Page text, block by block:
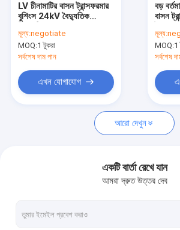
যোগাযোগ করুন
খবর
কেস
পাওয়ার ট্রান্সফরমার বুশিংস
ট্রান্সফরমার এইচভি বুশিং
LV চীনামাটির বাসন ট্রান্সফরমার
বুশিংস 24kV বৈদ্যুতিক
মূল্য:negotiate
MOQ:1 টুকরা
সর্বশেষ দাম পান
এখন যোগাযোগ
বড়
বাসন
মূল্য:
MOQ:1
সর্বশেষ
আরো দেখুন
একটি বার্তা রেখে যান
আমরা দ্রুত উত্তর দেব